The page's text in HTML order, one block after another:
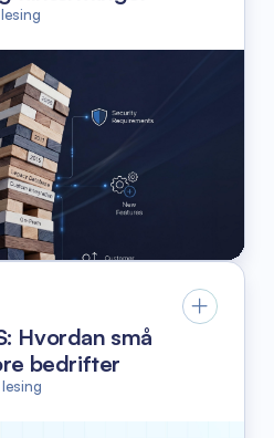
Hvordan små
bedrifter